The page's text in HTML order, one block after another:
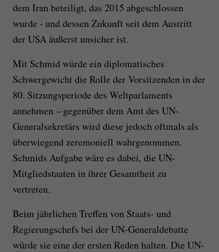
dem Iran beteiligt, das 2015 abgeschlossen
wurde - und dessen Zukunft seit dem Austritt
der USA äußerst unsicher ist.
Mit Schmid würde ein diplomatisches
Schwergewicht die Rolle der Vorsitzenden in der
80. Sitzungsperiode des Weltparlaments
annehmen – gegenüber dem Amt des UN-
Generalsekretärs wird diese jedoch oftmals als
überwiegend zeremoniell wahrgenommen.
Schmids Aufgabe wäre es dabei, die UN-
Mitgliedstaaten in ihrer Gesamtheit zu
vertreten.
Beim jährlichen Treffen von Staats- und
Regierungschefs bei der UN-Generaldebatte
würde sie eine der ersten Reden halten. Die UN-